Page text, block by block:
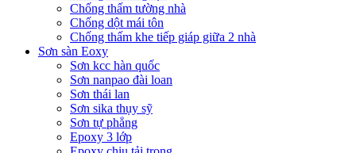
Chống thấm tường nhà
Chống dột mái tôn
Chống thấm khe tiếp giáp giữa 2 nhà
Sơn sàn Eoxy
Sơn kcc hàn quốc
Sơn nanpao đài loan
Sơn thái lan
Sơn sika thụy sỹ
Sơn tự phẳng
Epoxy 3 lớp